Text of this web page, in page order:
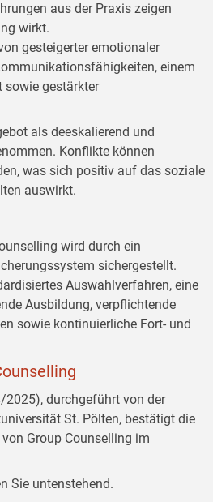
aus der Praxis zeigen
wirkt.
gesteigerter emotionaler
einem
sowie gestärkter
als deeskalierend und
Konflikte können
was sich positiv auf das soziale
auswirkt.
wird durch ein
sichergestellt.
Auswahlverfahren, eine
Ausbildung, verpflichtende
sowie kontinuierliche Fort- und
2025), durchgeführt von der
St. Pölten, bestätigt die
Group Counselling im
Sie untenstehend.